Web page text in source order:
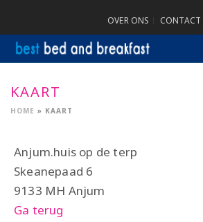
OVER ONS CONTACT
KAART
HOME » KAART
Anjum.huis op de terp
Skeanepaad 6
9133 MH Anjum
Ga terug